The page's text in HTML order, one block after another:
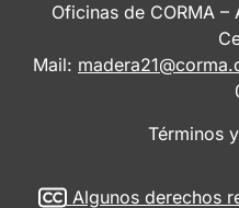
Oficinas de CORMA –
Mail:
Términos
Algunos derechos